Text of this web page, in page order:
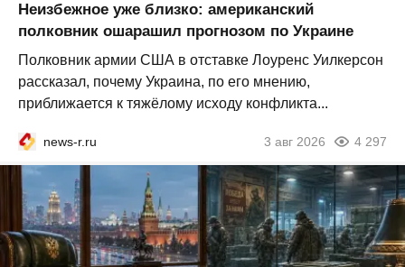
Неизбежное уже близко: американский
полковник ошарашил прогнозом по Украине
Полковник армии США в отставке Лоуренс Уилкерсон
рассказал, почему Украина, по его мнению,
приближается к тяжёлому исходу конфликта...
news-r.ru 3 авг 2026 4 297